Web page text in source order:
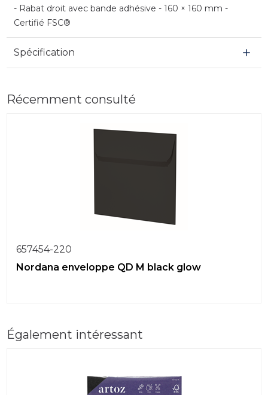
- Rabat droit avec bande adhésive - 160 × 160 mm -
Certifié FSC®
Spécification
Récemment consulté
657454-220
Nordana enveloppe QD M black glow
Également intéressant